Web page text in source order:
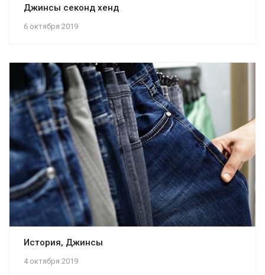
6 октября 2019
Джинсы секонд хенд
4 октября 2019
История, Джинсы